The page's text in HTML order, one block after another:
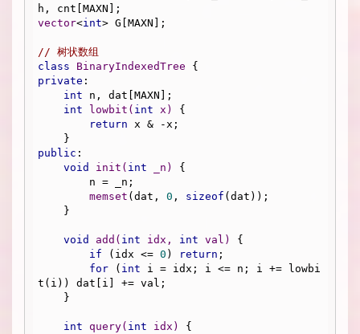
vector<int> G[MAXN];
// 树状数组
class
BinaryIndexedTree {
private :
int n, dat[MAXN];
int
lowbit ( int x)
{
return x & -x;
public :
void
init ( int _n)
{
memset (dat, 0 , sizeof (dat));
void add ( int idx, int val)
{
if (idx <= 0 ) return ;
for ( int i = idx; i <= n; i += lowbi
t(i)) dat[i] += val;
int query( int idx)
{